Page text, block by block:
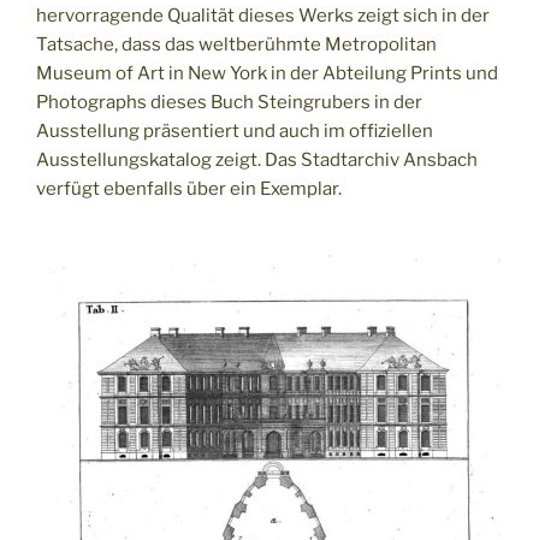
hervorragende Qualität dieses Werks zeigt sich in der
Tatsache, dass das weltberühmte Metropolitan
Museum of Art in New York in der Abteilung Prints und
Photographs dieses Buch Steingrubers in der
Ausstellung präsentiert und auch im offiziellen
Ausstellungskatalog zeigt. Das Stadtarchiv Ansbach
verfügt ebenfalls über ein Exemplar.